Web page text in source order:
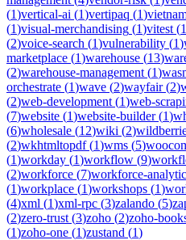
(1)vertical-ai (1)vertipaq (1)
(1)visual-merchandising (1)vitest (1
(2)voice-search (1)vulnerability (1)
marketplace (1)warehouse (13)
(2)warehouse-management (1)
orchestrate (1)wave (2)wayfair(2)
(2)web-development (1)web-
(7)website (1)website-builder(1)
(6)wholesale (12)wiki (2)
(2)wkhtmltopdf(1)wms (5)
(1)workday (1)workflow (9)
(2)workforce (7)workforce-
(1)workplace (1)workshops (1)
(4)xml (1)xml-rpc (3)zalando (5)
(2)zero-trust (3)zoho (2)zoho-
(1)zoho-one (1)zustand (1)